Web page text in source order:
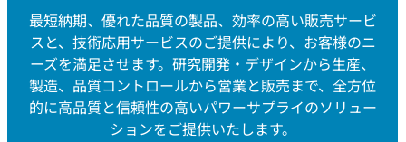
最短納期、優れた品質の製品、効率の高い販売サービ
スと、技術応用サービスのご提供により、お客様のニ
ーズを満足させます。研究開発・デザインから生産、
製造、品質コントロールから営業と販売まで、全方位
的に高品質と信頼性の高いパワーサプライのソリュー
ションをご提供いたします。